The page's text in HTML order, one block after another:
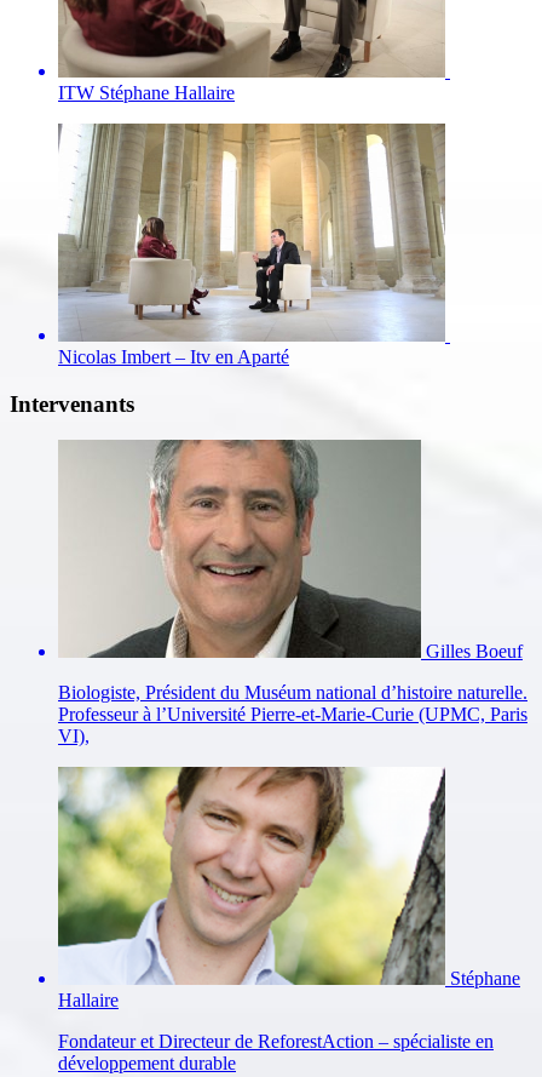
ITW Stéphane Hallaire
Nicolas Imbert – Itv en Aparté
Intervenants
Gilles Boeuf
Biologiste, Président du Muséum national d’histoire naturelle.
Professeur à l’Université Pierre-et-Marie-Curie (UPMC, Paris
VI),
Stéphane
Hallaire
Fondateur et Directeur de ReforestAction – spécialiste en
développement durable